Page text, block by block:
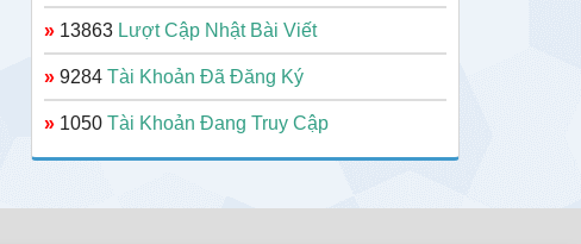
» 13863 Lượt Cập Nhật Bài Viết
» 9284 Tài Khoản Đã Đăng Ký
» 1050 Tài Khoản Đang Truy Cập